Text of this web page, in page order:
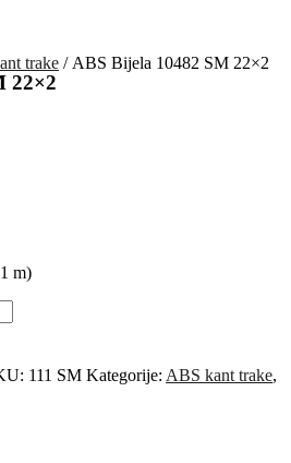
trake / ABS Bijela 10482 SM 22×2
22×2
m)
111 SM Kategorije: ABS kant trake,